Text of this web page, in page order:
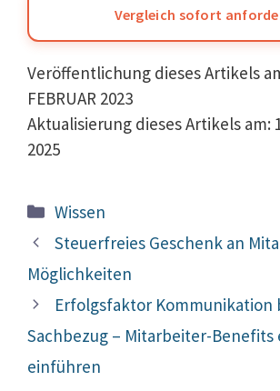
Vergleich sofort
Veröffentlichung dieses Artikels
FEBRUAR 2023
Aktualisierung dieses Artikels am:
2025
Kategorien
Wissen
Beitrags-
Navigation
Steuerfreies Geschenk an
Möglichkeiten
Erfolgsfaktor Kommunikation
Sachbezug – Mitarbeiter-
einführen